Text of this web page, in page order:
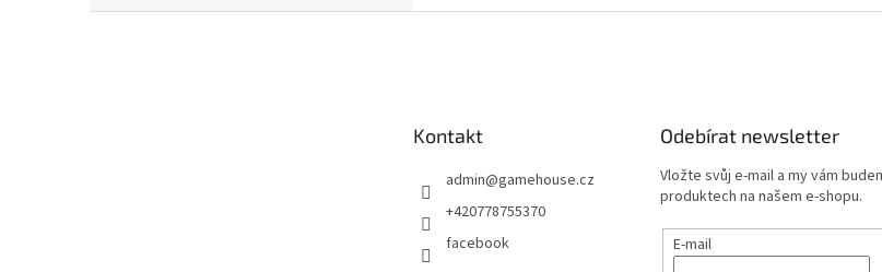
Kontakt
admin@gamehouse.cz
+420778755370
facebook
Odebírat newsletter
Vložte svůj e-mail a my vám
produktech na našem e-shopu.
E-mail